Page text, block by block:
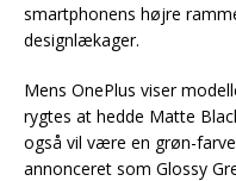
smartphonens højre
designlækager.
Mens OnePlus viser
rygtes at hedde Matte
også vil være en grøn-
annonceret som Glossy